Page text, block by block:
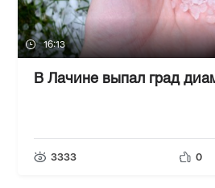
16:13
В Лачине выпал град
3333 0